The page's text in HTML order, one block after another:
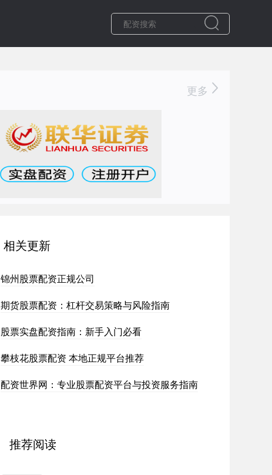
更多
相关更新
锦州股票配资正规公司
期货股票配资：杠杆交易策略与风险指南
股票实盘配资指南：新手入门必看
攀枝花股票配资 本地正规平台推荐
配资世界网：专业股票配资平台与投资服务指南
推荐阅读